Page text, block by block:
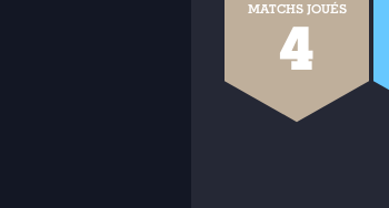
MATCHS JOUÉS
4